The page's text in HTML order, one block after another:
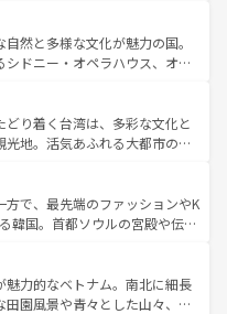
音楽と美食が融合した独特の
カの各地域で異なる魅力を楽
かな歴史を感じることができ
着のアメリカ
照してほしい。
定番の観光地といえばオアフ
ならマウイ島やカウアイ島が
ンに輝く海をはじめ、豊かな
人々を迎えてくれるハワイの
ードやハワイアンミュージッ
、すべてがハワイの魅力を彩
ハワイ情報
てほしい。
然と多様な文化が魅力の国。
ドニー・オペラハウス、オー
びえるウルル（エアーズロッ
生林やケアンズの熱帯雨林な
た、カフェやワイン、オージ
しており、サーフィンやダイ
ウトドア好きにはたまらな
な魅力を存分に味わいつくそ
り着く台湾は、多彩な文化と
地。活気あふれる大都市の台
る台湾東部など、都市の喧騒
おり、訪れる人に新しい発見と
た、奥深い台湾の食文化も魅
など、バラエティ豊かな料理
新着の台湾情報は コンテンツ一覧を参
方で、最先端のファッションやK
韓国。首都ソウルの宮殿や伝統
折々の自然美を楽しむことが
焼肉、絶品のストリートフード
が待っている。夜には、韓国な
魅力的なベトナム。南北に細長
田園風景や青々とした山々、世